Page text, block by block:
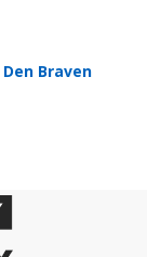
Braven